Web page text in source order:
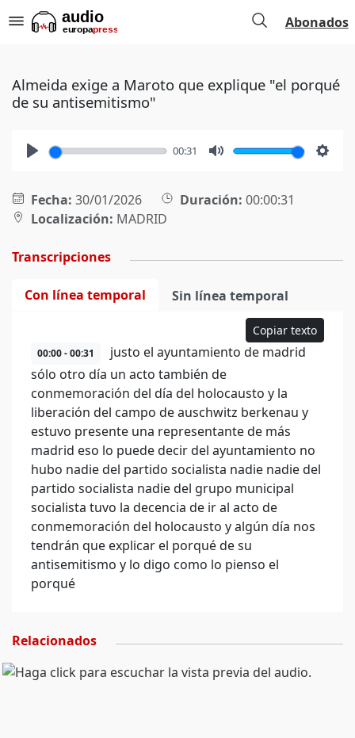
Abonados
Almeida exige a Maroto que explique "el porqué
de su antisemitismo"
00:31
Fecha: 30/01/2026 Duración: 00:00:31
Localización: MADRID
Transcripciones
Con línea temporal Sin línea temporal
Copiar texto
00:00 - 00:31
justo el ayuntamiento de madrid
sólo otro día un acto también de
conmemoración del día del holocausto y la
liberación del campo de auschwitz berkenau y
estuvo presente una representante de más
madrid eso lo puede decir del ayuntamiento no
hubo nadie del partido socialista nadie nadie del
partido socialista nadie del grupo municipal
socialista tuvo la decencia de ir al acto de
conmemoración del holocausto y algún día nos
tendrán que explicar el porqué de su
antisemitismo y lo digo como lo pienso el
porqué
Relacionados